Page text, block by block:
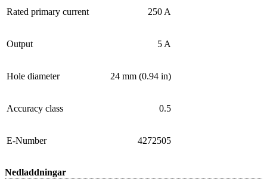
Rated primary current 250 A
Output 5 A
Hole diameter 24 mm (0.94 in)
Accuracy class 0.5
E-Number 4272505
Nedladdningar